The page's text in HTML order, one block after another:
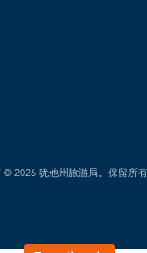
© 2026 犹他州旅游局。保留所有